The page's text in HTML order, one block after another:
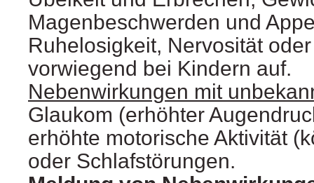
Magenbeschwerden und
Ruhelosigkeit, Nervosität
vorwiegend bei Kindern auf.
Nebenwirkungen mit
Glaukom (erhöhter
erhöhte motorische Aktivität
oder Schlafstörungen.